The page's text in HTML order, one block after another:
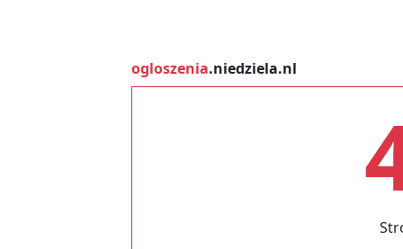
ogloszenia.niedziela.nl